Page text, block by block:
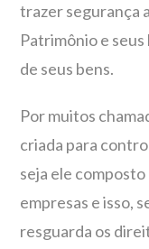
trazer segurança
Patrimônio e
de seus bens.
Por muitos
criada para
seja ele
empresas e isso,
resguarda os